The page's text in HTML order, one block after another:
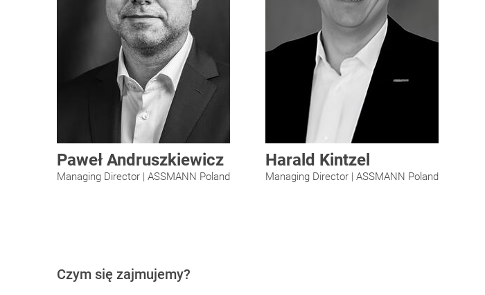
Paweł Andruszkiewicz
Managing Director | ASSMANN Poland
Harald Kintzel
Managing Director | ASSMANN Poland
Czym się zajmujemy?